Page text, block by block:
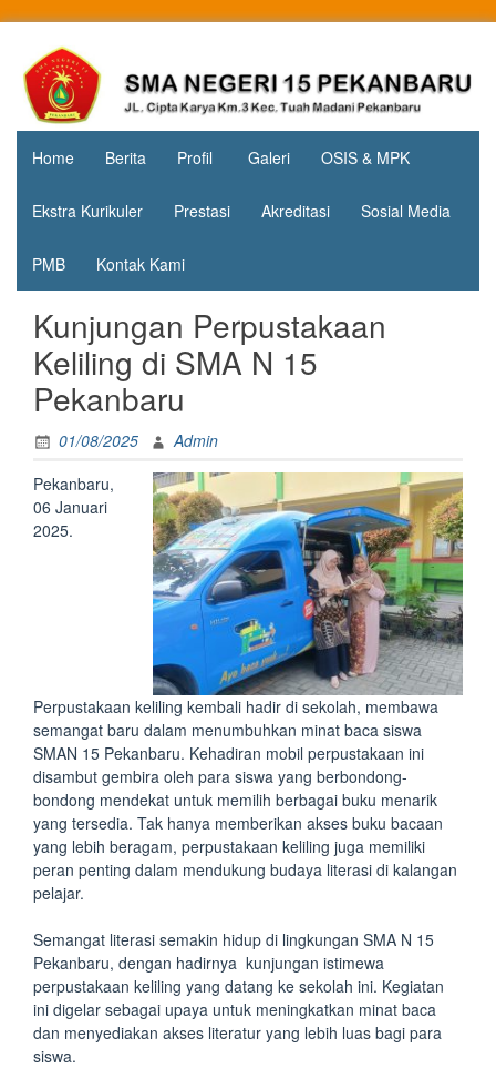
contentSMA
Negeri 15
Pekanbaru
Jl. Cipta
Karya
KM.3, Kec.
Tuah
Madani,
Home Berita Profil Galeri OSIS & MPK
Ekstra Kurikuler Prestasi Akreditasi Sosial Media
PMB Kontak Kami
Kunjungan Perpustakaan
Keliling di SMA N 15
Pekanbaru
01/08/2025
Admin
Pekanbaru,
06 Januari
2025.
Perpustakaan keliling kembali hadir di sekolah, membawa
semangat baru dalam menumbuhkan minat baca siswa
SMAN 15 Pekanbaru. Kehadiran mobil perpustakaan ini
disambut gembira oleh para siswa yang berbondong-
bondong mendekat untuk memilih berbagai buku menarik
yang tersedia. Tak hanya memberikan akses buku bacaan
yang lebih beragam, perpustakaan keliling juga memiliki
peran penting dalam mendukung budaya literasi di kalangan
pelajar.
Semangat literasi semakin hidup di lingkungan SMA N 15
Pekanbaru, dengan hadirnya kunjungan istimewa
perpustakaan keliling yang datang ke sekolah ini. Kegiatan
ini digelar sebagai upaya untuk meningkatkan minat baca
dan menyediakan akses literatur yang lebih luas bagi para
siswa.